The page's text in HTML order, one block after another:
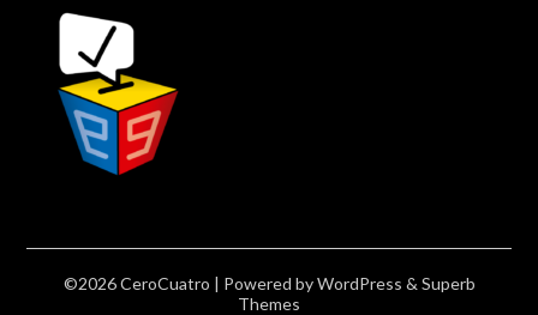
©2026 CeroCuatro | Powered byWordPress & Superb
Themes